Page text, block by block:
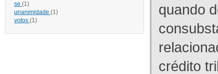
se (1)
unanimidade (1)
votos (1)
quando
crédito